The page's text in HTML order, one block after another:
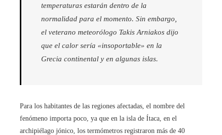
temperaturas estarán dentro de la
normalidad para el momento. Sin embargo,
el veterano meteorólogo Takis Arniakos dijo
que el calor sería «insoportable» en la
Grecia continental y en algunas islas.
Para los habitantes de las regiones afectadas, el nombre del
fenómeno importa poco, ya que en la isla de Ítaca, en el
archipiélago jónico, los termómetros registraron más de 40